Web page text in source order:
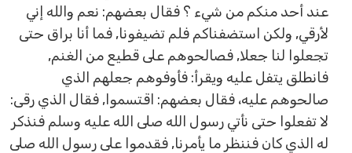
عند أحد منكم من شيء ؟ فقال بعضهم: نعم والله إني
لأرقي, ولكن استضفناكم فلم تضيفونا, فما أنا براق حتى
تجعلوا لنا جعلا, فصالحوهم على قطيع من الغنم,
فانطلق يتفل عليه ويقرأ: فأوفوهم جعلهم الذي
صالحوهم عليه، فقال بعضهم: اقتسموا, فقال الذي رقى:
لا تفعلوا حتى نأتي رسول الله صلى الله عليه وسلم فنذكر
له الذي كان فننظر ما يأمرنا, فقدموا على رسول الله صلى